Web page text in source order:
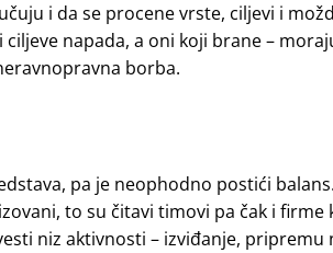
i da se procene vrste, ciljevi i
napada, a oni koji brane –
borba.
pa je neophodno postići
to su čitavi timovi pa čak i
niz aktivnosti – izviđanje,